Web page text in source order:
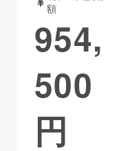
ゲーム・サ
額
954,
500
円